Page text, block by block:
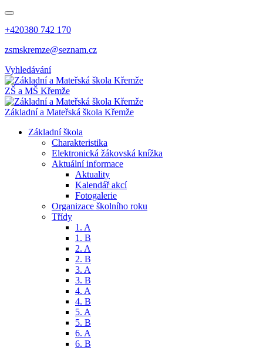
+420380 742 170
zsmskremze@seznam.cz
Vyhledávání
ZŠ a MŠ Křemže
Základní a Mateřská škola Křemže
Základní škola
Charakteristika
Elektronická žákovská knížka
Aktuální informace
Aktuality
Kalendář akcí
Fotogalerie
Organizace školního roku
Třídy
1. A
1. B
2. A
2. B
3. A
3. B
4. A
4. B
5. A
5. B
6. A
6. B